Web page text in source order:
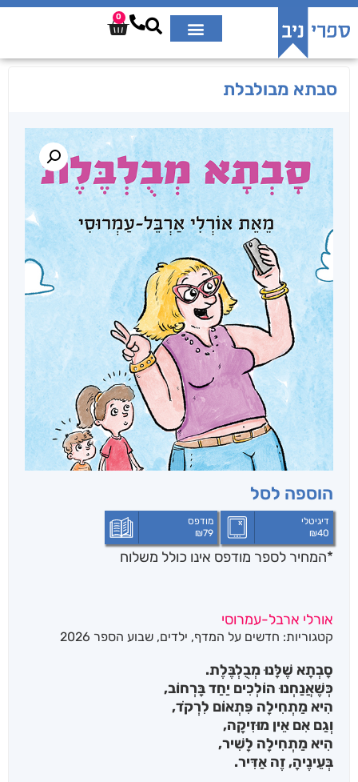
0
סבתא מבולבלת
הוספה לסל
דיגיטלי
₪40
מודפס
₪79
*המחיר לספר מודפס אינו כולל משלוח
אורלי ארבל-עמרוסי
קטגוריות: חדשים על המדף, ילדים, שבוע הספר 2026
סָבְתָא שֶׁלָּנוּ מְבֻלְבֶּלֶת.
כְּשֶׁאֲנַחְנוּ הוֹלְכִים יַחַד בָּרְחוֹב,
הִיא מַתְחִילָה פִּתְאוֹם לִרְקֹד,
וְגַם אִם אֵין מוּזִיקָה,
הִיא מַתְחִילָה לָשִׁיר,
בְּעֵינֶיהָ, זֶה אַדִּיר.